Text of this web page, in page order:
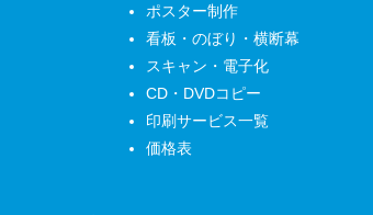
ポスター制作
看板・のぼり・横断幕
スキャン・電子化
CD・DVDコピー
印刷サービス一覧
価格表